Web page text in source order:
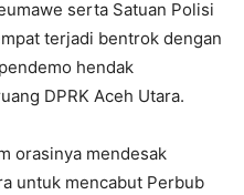
serta Satuan Polisi
terjadi bentrok dengan
hendak
DPRK Aceh Utara.
orasinya mendesak
untuk mencabut Perbub